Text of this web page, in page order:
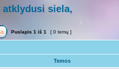
atklydusi siela,
Puslapis 1 iš 1 [ 0 temų ]
Temos